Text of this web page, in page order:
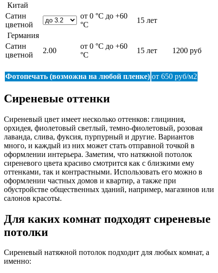
Китай
Сатин
цветной
от 0 °С до +60
°С
15 лет
Германия
Сатин
цветной
2.00
от 0 °С до +60
°С
15 лет 1200 руб
Фотопечать (возможна на любой пленке) от 650 руб/м2
Сиреневые оттенки
Сиреневый цвет имеет несколько оттенков: глициния,
орхидея, фиолетовый светлый, темно-фиолетовый, розовая
лаванда, слива, фуксия, пурпурный и другие. Вариантов
много, и каждый из них может стать отправной точкой в
оформлении интерьера. Заметим, что натяжной потолок
сиреневого цвета красиво смотрится как с близкими ему
оттенками, так и контрастными. Использовать его можно в
оформлении частных домов и квартир, а также при
обустройстве общественных зданий, например, магазинов или
салонов красоты.
Для каких комнат подходят сиреневые
потолки
Сиреневый натяжной потолок подходит для любых комнат, а
именно: